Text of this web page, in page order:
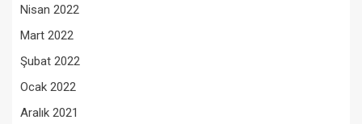
Nisan 2022
Mart 2022
Şubat 2022
Ocak 2022
Aralık 2021